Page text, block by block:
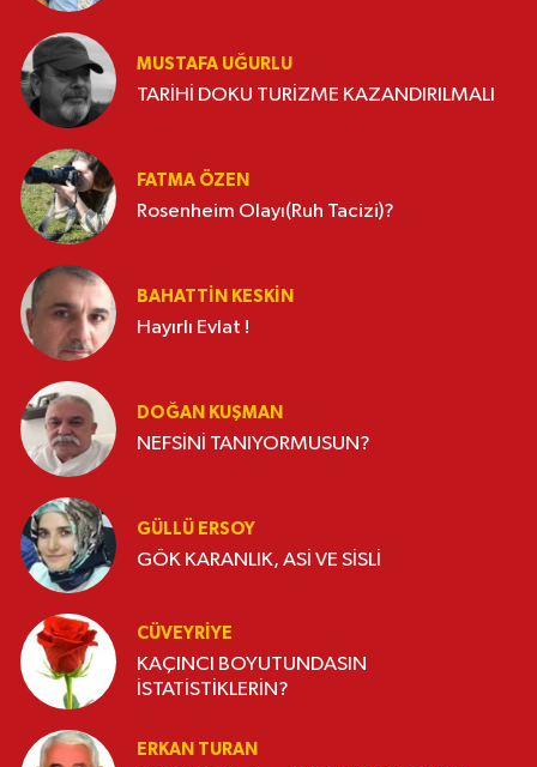
MUSTAFA UĞURLU
TARİHİ DOKU TURİZME KAZANDIRILMALI
FATMA ÖZEN
Rosenheim Olayı(Ruh Tacizi)?
BAHATTIN KESKİN
Hayırlı Evlat !
DOĞAN KUŞMAN
NEFSİNİ TANIYORMUSUN?
GÜLLÜ ERSOY
GÖK KARANLIK, ASİ VE SİSLİ
CÜVEYRIYE
KAÇINCI BOYUTUNDASIN
İSTATİSTİKLERİN?
ERKAN TURAN